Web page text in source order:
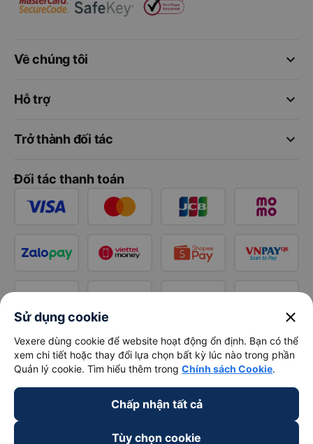
keyboard_arrow_down
Về chúng tôi
keyboard_arrow_down
Hỗ trợ
keyboard_arrow_down
Trở thành đối tác
Đối tác thanh toán
Sử dụng cookie close
Vexere dùng cookie để website hoạt động ổn định. Bạn có thể
xem chi tiết hoặc thay đổi lựa chọn bất kỳ lúc nào trong phần
Quản lý cookie. Tìm hiểu thêm trong Chính sách Cookie.
Chấp nhận tất cả
Tùy chọn cookie